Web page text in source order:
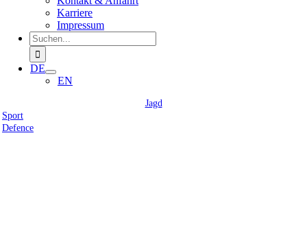
Karriere
Impressum
Suche
nach:
DE
EN
Jagd
Sport
Defence